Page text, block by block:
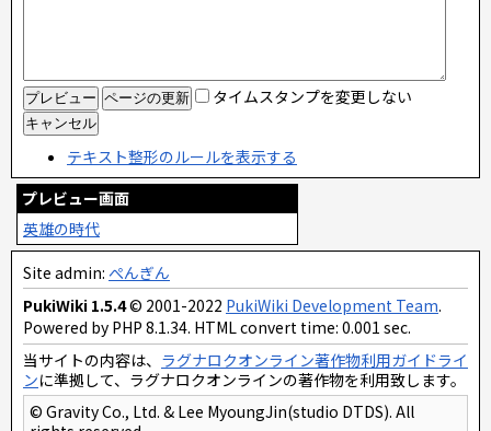
タイムスタンプを変更しない
テキスト整形のルールを表示する
プレビュー画面
英雄の時代
Site admin: ぺんぎん
PukiWiki 1.5.4© 2001-2022 PukiWiki Development Team.
Powered by PHP 8.1.34. HTML convert time: 0.001 sec.
当サイトの内容は、 ラグナロクオンライン著作物利用ガイドライ
ンに準拠して、ラグナロクオンラインの著作物を利用致します。
© Gravity Co., Ltd. & Lee MyoungJin(studio DTDS). All